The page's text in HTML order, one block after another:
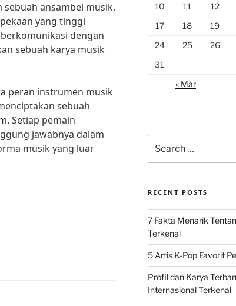
sebuah ansambel musik,
yang tinggi
dengan
sebuah karya musik
peran instrumen musik
sebuah
Setiap pemain
jawabnya dalam
musik yang luar
10
11 12
17
18 19
24
25 26
31
« Mar
for:
RECENT POSTS
7 Fakta Menarik
Terkenal
5 Artis K-Pop Favorit
Profil dan Karya
Internasional Terkenal